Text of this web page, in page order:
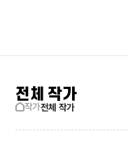
전체 작가
작가전체 작가